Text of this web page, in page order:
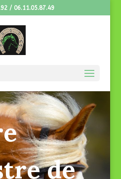
/ 06.11.05.87.49
de